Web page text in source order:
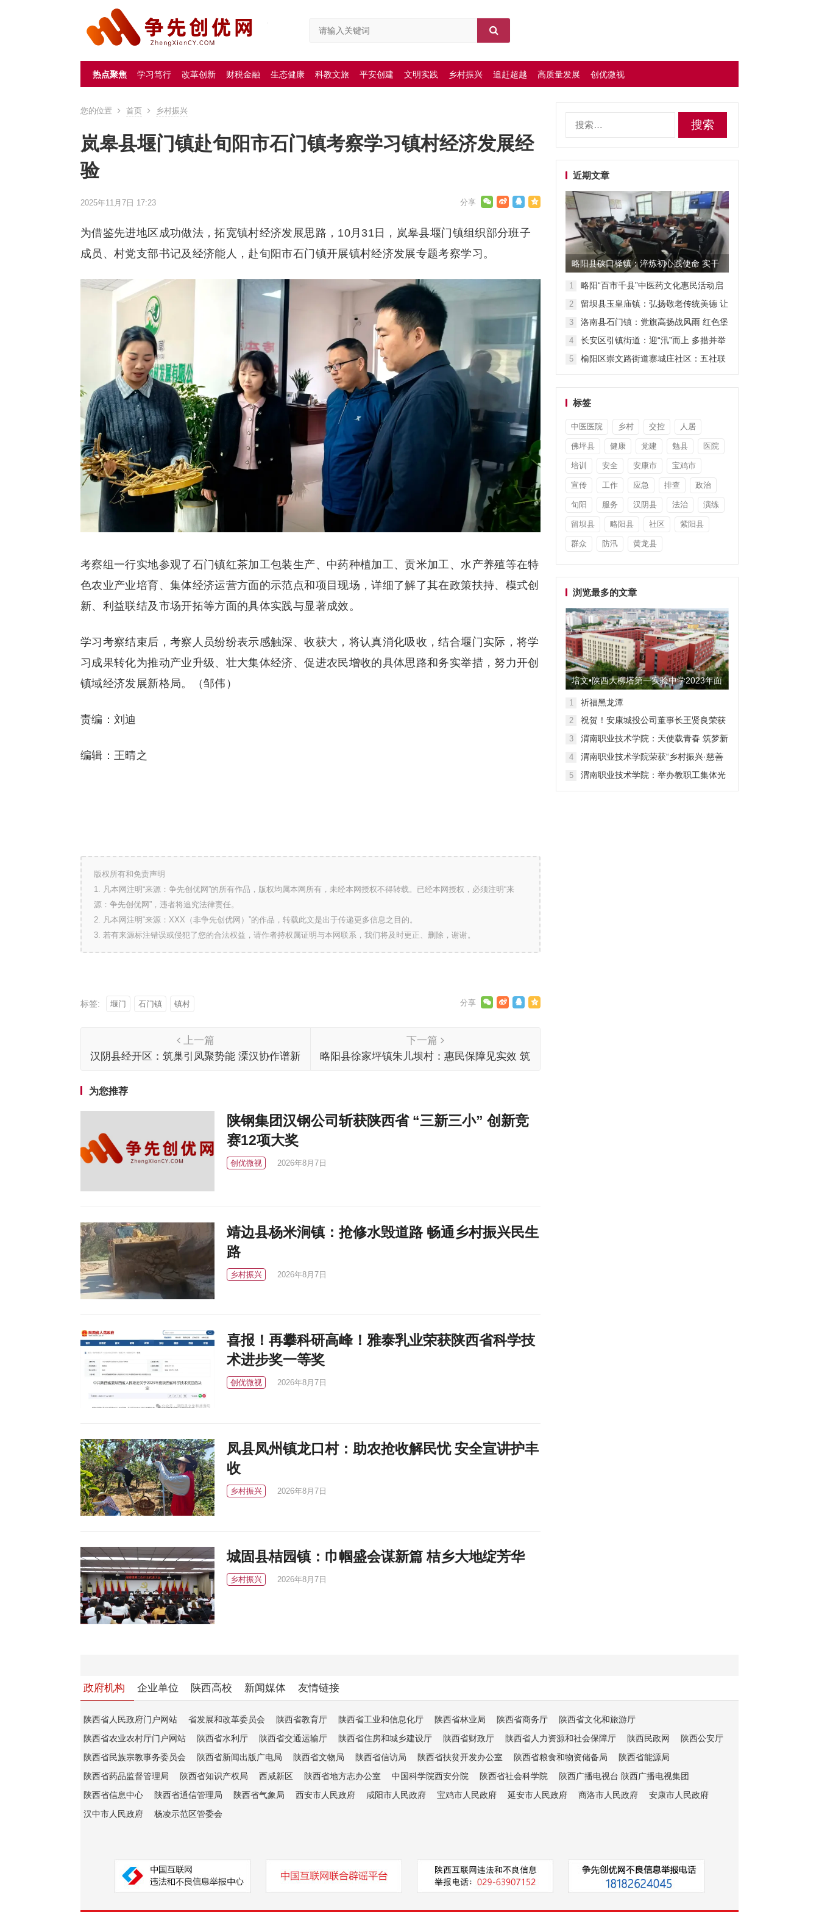
热点聚焦 学习笃行 改革创新 财税金融 生态健康 科教文旅 平安创建 文明实践 乡村振兴 追赶超越 高质量发展 创优微视
您的位置 首页 乡村振兴
岚皋县堰门镇赴旬阳市石门镇考察学习镇村经济发展经
验
2025年11月7日 17:23
为借鉴先进地区成功做法，拓宽镇村经济发展思路，10月31日，岚皋县堰门镇组织部分班子
成员、村党支部书记及经济能人，赴旬阳市石门镇开展镇村经济发展专题考察学习。
考察组一行实地参观了石门镇红茶加工包装生产、中药种植加工、贡米加工、水产养殖等在特
色农业产业培育、集体经济运营方面的示范点和项目现场，详细了解了其在政策扶持、模式创
新、利益联结及市场开拓等方面的具体实践与显著成效。
学习考察结束后，考察人员纷纷表示感触深、收获大，将认真消化吸收，结合堰门实际，将学
习成果转化为推动产业升级、壮大集体经济、促进农民增收的具体思路和务实举措，努力开创
镇域经济发展新格局。（邹伟）
责编：刘迪
编辑：王晴之
版权所有和免责声明
1. 凡本网注明“来源：争先创优网”的所有作品，版权均属本网所有，未经本网授权不得转载。已经本网授权，必须注明“来
源：争先创优网”，违者将追究法律责任。
2. 凡本网注明“来源：XXX（非争先创优网）”的作品，转载此文是出于传递更多信息之目的。
3. 若有来源标注错误或侵犯了您的合法权益，请作者持权属证明与本网联系，我们将及时更正、删除，谢谢。
标签: 堰门 石门镇 镇村
上一篇
汉阴县经开区：筑巢引凤聚势能 溧汉协作谱新
下一篇
略阳县徐家坪镇朱儿坝村：惠民保障见实效 筑
为您推荐
陕钢集团汉钢公司斩获陕西省 “三新三小” 创新竞
赛12项大奖
创优微视 2026年8月7日
靖边县杨米涧镇：抢修水毁道路 畅通乡村振兴民生
路
乡村振兴 2026年8月7日
喜报！再攀科研高峰！雅泰乳业荣获陕西省科学技
术进步奖一等奖
创优微视 2026年8月7日
凤县凤州镇龙口村：助农抢收解民忧 安全宣讲护丰
收
乡村振兴 2026年8月7日
城固县桔园镇：巾帼盛会谋新篇 桔乡大地绽芳华
乡村振兴 2026年8月7日
近期文章
略阳县硖口驿镇：淬炼初心践使命 实干
担当显作为
1
略阳“百市千县”中医药文化惠民活动启
2
留坝县玉皇庙镇：弘扬敬老传统美德 让
3
洛南县石门镇：党旗高扬战风雨 红色堡
4
长安区引镇街道：迎“汛”而上 多措并举
5
榆阳区崇文路街道寨城庄社区：五社联
标签
中医医院 乡村 交控 人居
佛坪县 健康 党建 勉县 医院
培训 安全 安康市 宝鸡市
宣传 工作 应急 排查 政治
旬阳 服务 汉阴县 法治 演练
留坝县 略阳县 社区 紫阳县
群众 防汛 黄龙县
浏览最多的文章
培文•陕西大柳塔第一实验中学2023年面
向全国招聘教师启事
1 祈福黑龙潭
2
祝贺！安康城投公司董事长王贤良荣获
3
渭南职业技术学院：天使载青春 筑梦新
4
渭南职业技术学院荣获“乡村振兴·慈善
5
渭南职业技术学院：举办教职工集体光
政府机构 企业单位 陕西高校 新闻媒体 友情链接
陕西省人民政府门户网站 省发展和改革委员会 陕西省教育厅 陕西省工业和信息化厅 陕西省林业局 陕西省商务厅
陕西省文化和旅游厅
陕西省农业农村厅门户网站
陕西省水利厅 陕西省交通运输厅 陕西省住房和城乡建设厅 陕西省财政厅 陕西省人力资源和社会保障厅 陕西民政网
陕西公安厅
陕西省民族宗教事务委员会
陕西省新闻出版广电局 陕西省文物局 陕西省信访局 陕西省扶贫开发办公室 陕西省粮食和物资储备局
陕西省能源局
陕西省药品监督管理局
陕西省知识产权局 西咸新区 陕西省地方志办公室 中国科学院西安分院 陕西省社会科学院
陕西广播电视台 陕西广播电视集团
陕西省信息中心
陕西省通信管理局 陕西省气象局 西安市人民政府 咸阳市人民政府 宝鸡市人民政府 延安市人民政府 商洛市人民政府
安康市人民政府
汉中市人民政府
杨凌示范区管委会